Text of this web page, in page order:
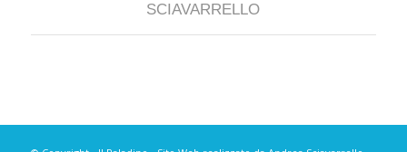
SCIAVARRELLO